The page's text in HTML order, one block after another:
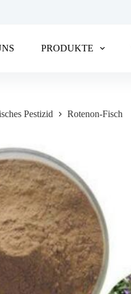
PRODUKTE
Pestizid Rotenon-Fisch